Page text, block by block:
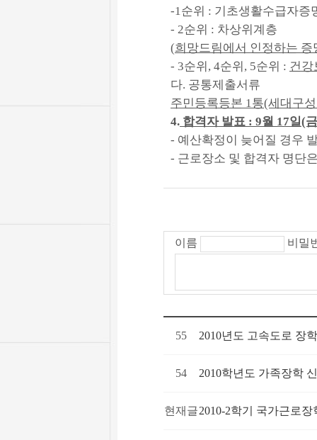
-1순위 : 기초생활수급자증
- 2순위 : 차상위계층
(희망드림에서 인정하는 증
- 3순위, 4순위, 5순위 : 건강
다. 공통제출서류
주민등록등본 1통(세대구
4. 합격자 발표 : 9월 17일(
- 예산확정이 늦어질 경우
- 근로장소 및 합격자 명단
이름 비밀
55 2010년도 고속도로 장
54 2010학년도 가족장학
현재글2010-2학기 국가근로